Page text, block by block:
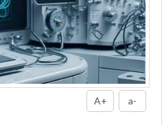
A+ a-